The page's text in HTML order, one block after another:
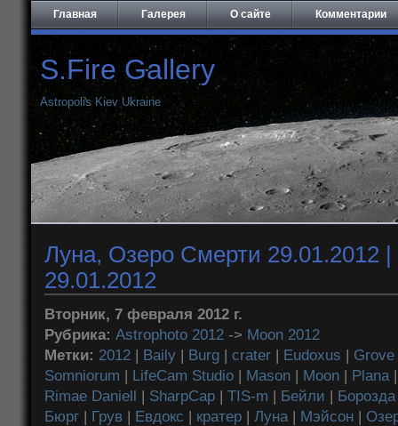
Главная Галерея О сайте Комментарии
S.Fire Gallery
Astropolis Kiev Ukraine
Луна, Озеро Смерти 29.01.2012
29.01.2012
Вторник, 7 февраля 2012 г.
Рубрика: Astrophoto 2012 -> Moon 2012
Метки: 2012 | Baily | Burg | crater | Eudoxus | Grove
Somniorum | LifeCam Studio | Mason | Moon | Plana
Rimae Daniell | SharpCap | TIS-m | Бейли |
Бюрг | Грув | Евдокс | кратер | Луна| Мэйсон |